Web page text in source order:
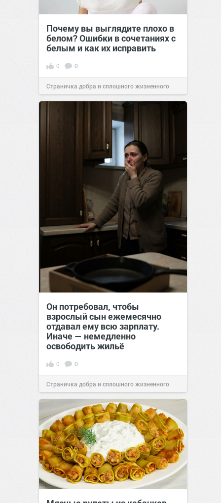
Почему вы выглядите плохо в
белом? Ошибки в сочетаниях с
белым и как их исправить
0 0
Страничка добра и сплошного жизненного
позитива!00:29Сегодня
Он потребовал, чтобы
взрослый сын ежемесячно
отдавал ему всю зарплату.
Иначе — немедленно
освободить жильё
0 0
Страничка добра и сплошного жизненного
позитива!00:29Сегодня